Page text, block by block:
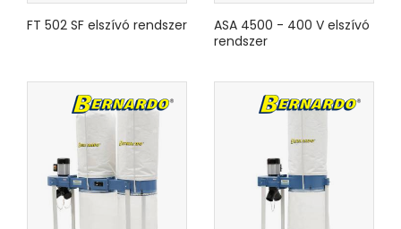
FT 502 SF elszívó rendszer
ASA 4500 - 400 V elszívó
rendszer